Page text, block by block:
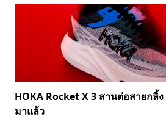
HOKA Rocket X 3 สานต่อสายกลิ้ง
มาแล้ว